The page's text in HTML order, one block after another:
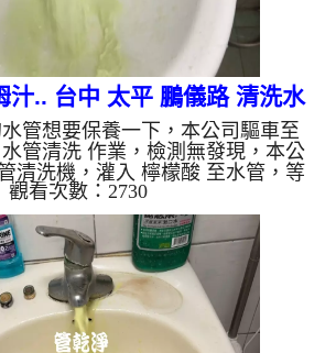
汁.. 台中 太平 鵬儀路 清洗水
管
管想要保養一下，本公司驅車至
管清洗 作業，檢測無發現，本公
清洗機，灌入 檸檬酸 至水管，等
管清洗機 ，啟動 螺旋波 模式，一
沫水，忽然變成綠色，就像是萊姆
，兩個多小時後，出水變乾淨出水
自來水，如水管老化，會產生鐵
出來的水就會是咖啡色，地下水含
會結成黑色管垢，洗出來的水會跟
洗出綠色的水，是因為裡面有銅的
質，生鏽產生銅...
觀看次數：2730